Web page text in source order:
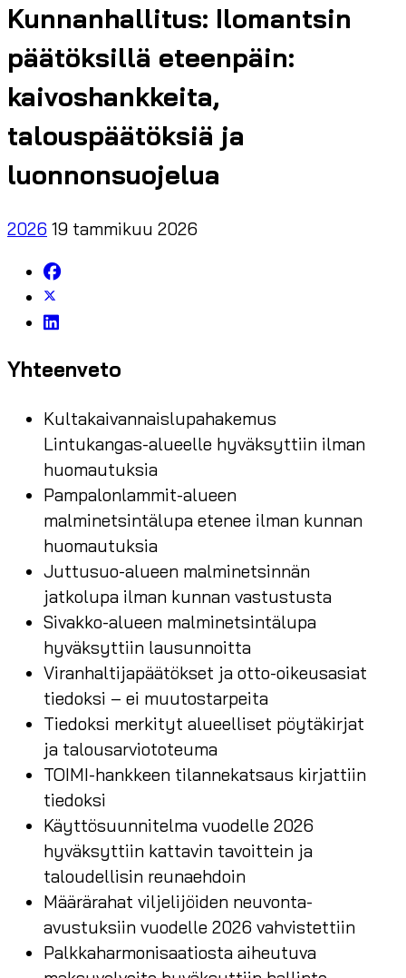
Kunnanhallitus: Ilomantsin
päätöksillä eteenpäin:
kaivoshankkeita,
talouspäätöksiä ja
luonnonsuojelua
2026 19 tammikuu 2026
Yhteenveto
Kultakaivannaislupahakemus
Lintukangas-alueelle hyväksyttiin ilman
huomautuksia
Pampalonlammit-alueen
malminetsintälupa etenee ilman kunnan
huomautuksia
Juttusuo-alueen malminetsinnän
jatkolupa ilman kunnan vastustusta
Sivakko-alueen malminetsintälupa
hyväksyttiin lausunnoitta
Viranhaltijapäätökset ja otto-oikeusasiat
tiedoksi – ei muutostarpeita
Tiedoksi merkityt alueelliset pöytäkirjat
ja talousarviototeuma
TOIMI-hankkeen tilannekatsaus kirjattiin
tiedoksi
Käyttösuunnitelma vuodelle 2026
hyväksyttiin kattavin tavoittein ja
taloudellisin reunaehdoin
Määrärahat viljelijöiden neuvonta-
avustuksiin vuodelle 2026 vahvistettiin
Palkkaharmonisaatiosta aiheutuva